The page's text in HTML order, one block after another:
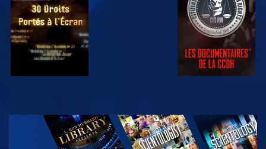
REGARDER
DÉCOUVRIR
LES SÉRIES